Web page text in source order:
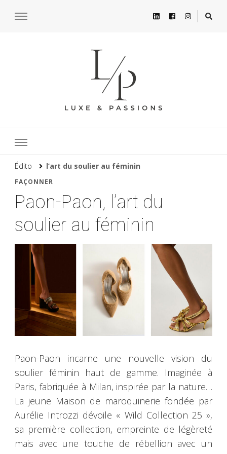
Édito l’art du soulier au féminin
FAÇONNER
Paon-Paon, l’art du
soulier au féminin
Paon-Paon incarne une nouvelle vision du
soulier féminin haut de gamme. Imaginée à
Paris, fabriquée à Milan, inspirée par la nature…
La jeune Maison de maroquinerie fondée par
Aurélie Introzzi dévoile « Wild Collection 25 »,
sa première collection, empreinte de légèreté
mais avec une touche de rébellion avec un